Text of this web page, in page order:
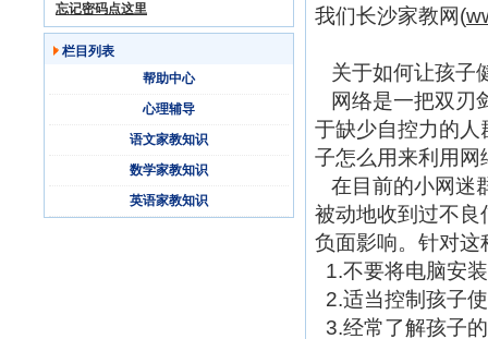
忘记密码点这里
栏目列表
帮助中心
心理辅导
语文家教知识
数学家教知识
英语家教知识
我们长沙家教网(
关于如何让孩子
网络是一把双刃
于缺少自控力的人
子怎么用来利用网
在目前的小网迷
被动地收到过不
负面影响。针对这
1.不要将电脑安
2.适当控制孩子
3.经常了解孩子